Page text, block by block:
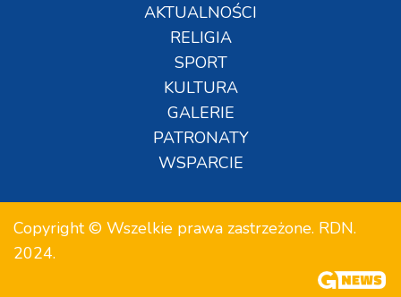
AKTUALNOŚCI
RELIGIA
SPORT
KULTURA
GALERIE
PATRONATY
WSPARCIE
Copyright © Wszelkie prawa zastrzeżone. RDN.
2024.